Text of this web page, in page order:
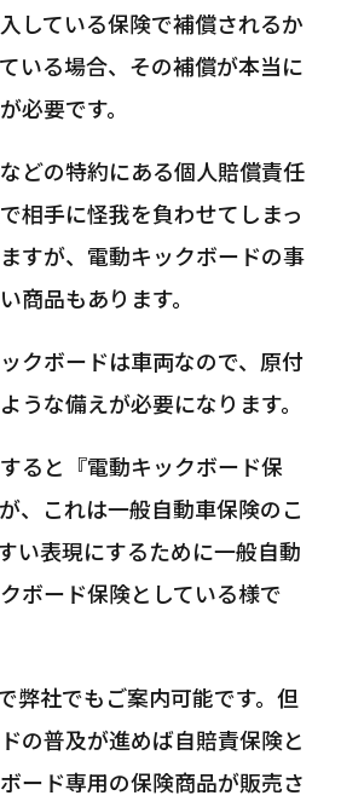
している保険で補償されるか
いる場合、その補償が本当に
必要です。
どの特約にある個人賠償責任
相手に怪我を負わせてしまっ
すが、電動キックボードの事
商品もあります。
クボードは車両なので、原付
うな備えが必要になります。
ると『電動キックボード保
、これは一般自動車保険のこ
い表現にするために一般自動
ボード保険としている様で
弊社でもご案内可能です。但
の普及が進めば自賠責保険と
ード専用の保険商品が販売さ